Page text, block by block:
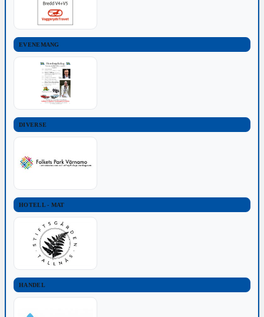
EVENEMANG
DIVERSE
HOTELL - MAT
HANDEL